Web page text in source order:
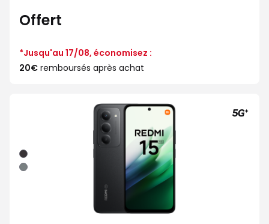
Offert
*Jusqu'au 17/08, économisez :
20€ remboursés après achat
Noir